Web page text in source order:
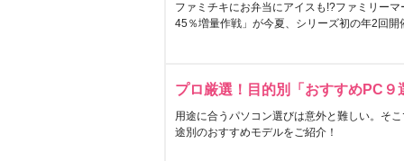
ファミチキにお弁当にアイスも!?ファミリー
45％増量作戦」が今夏、シリーズ初の年2回開
プロ厳選！目的別「おすすめPC９
用途に合うパソコン選びは意外と難しい。そ
途別のおすすめモデルをご紹介！